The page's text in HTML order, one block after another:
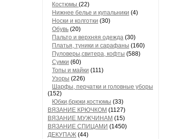
Костюмы (22)
Нижнее белье и купальники (4)
Носки и колготки (30)
Обувь (20)
Пальто и верхняя одежда (30)
Платья, туники и сарафаны (160)
Пуловеры,свитера, кофты (588)
Сумки (60)
Топы и майки (111)
Узоры (226)
Шарфы, перчатки и головные уборы
(152)
Юбки,брюки,костюмы (33)
ВЯЗАНИЕ КРЮЧКОМ (1127)
ВЯЗАНИЕ МУЖЧИНАМ (15)
ВЯЗАНИЕ СПИЦАМИ (1450)
ДЕКУПАЖ (44)